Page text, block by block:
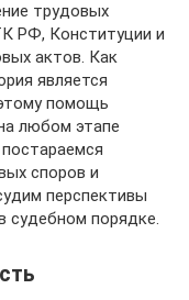
трудовых
РФ, Конституции и
актов. Как
является
помощь
любом этапе
споров и
перспективы
судебном порядке.